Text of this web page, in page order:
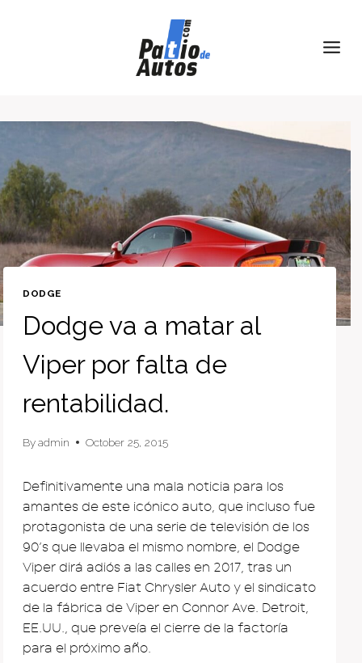
DODGE
Dodge va a matar al
Viper por falta de
rentabilidad.
Byadmin October 25, 2015
Definitivamente una mala noticia para los
amantes de este icónico auto, que incluso fue
protagonista de una serie de televisión de los
90’s que llevaba el mismo nombre, el Dodge
Viper dirá adiós a las calles en 2017, tras un
acuerdo entre Fiat Chrysler Auto y el sindicato
de la fábrica de Viper en Connor Ave. Detroit,
EE.UU., que preveía el cierre de la factoría
para el próximo año.